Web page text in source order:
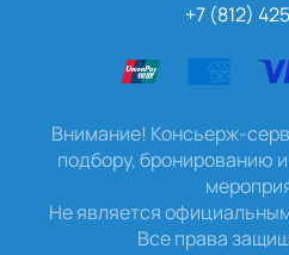
+7 (812)
Внимание! Консьерж-
подбору, бронированию
Не является
Все права